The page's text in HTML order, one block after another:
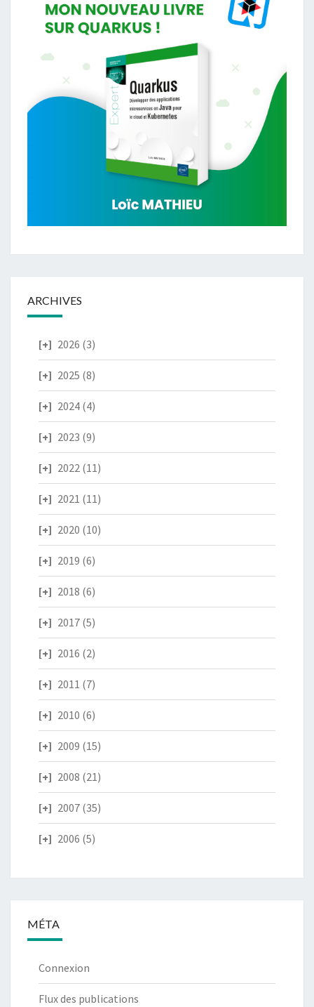
ARCHIVES
2026 (3)
2025 (8)
2024 (4)
2023 (9)
2022 (11)
2021 (11)
2020 (10)
2019 (6)
2018 (6)
2017 (5)
2016 (2)
2011 (7)
2010 (6)
2009 (15)
2008 (21)
2007 (35)
2006 (5)
MÉTA
Connexion
Flux des publications